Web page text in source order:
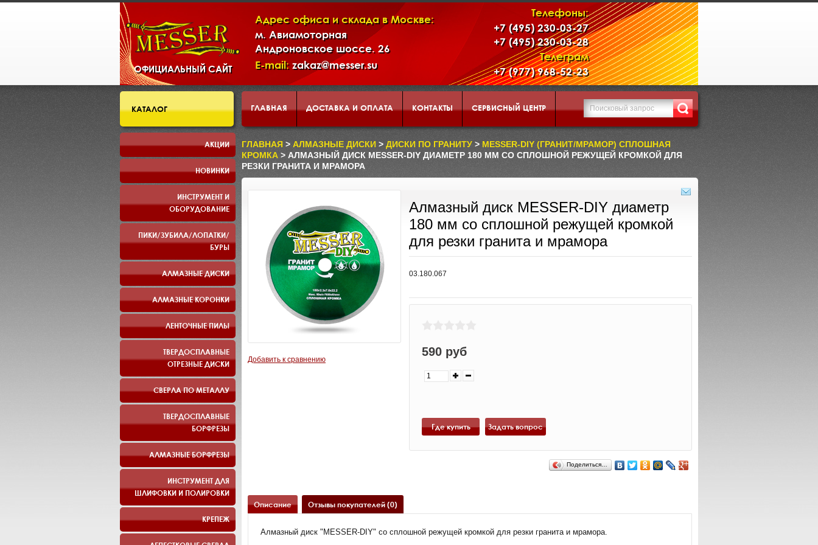
ОФИЦИАЛЬНЫЙ САЙТ
Адрес офиса и склада в Москве:
м. Авиамоторная
Андроновское шоссе. 26
E-mail:zakaz@messer.su
Телефоны:
+7 (495) 230-03-27
+7 (495) 230-03-28
Телеграм
+7 (977) 968-52-23
ГЛАВНАЯ ДОСТАВКА И ОПЛАТА КОНТАКТЫ СЕРВИСНЫЙ ЦЕНТР
СКЛАД КОРЗИНА О НАС
ПРЕЗЕНТАЦИЯ ИНСТРУМЕНТА И ОБОРУДОВАНИЯ MESSER
КАТАЛОГ
АКЦИИ
НОВИНКИ
ИНСТРУМЕНТ И
ОБОРУДОВАНИЕ
ПИКИ/ЗУБИЛА/ЛОПАТКИ/
БУРЫ
АЛМАЗНЫЕ ДИСКИ
АЛМАЗНЫЕ КОРОНКИ
ЛЕНТОЧНЫЕ ПИЛЫ
ТВЕРДОСПЛАВНЫЕ
ОТРЕЗНЫЕ ДИСКИ
СВЕРЛА ПО МЕТАЛЛУ
ТВЕРДОСПЛАВНЫЕ
БОРФРЕЗЫ
АЛМАЗНЫЕ БОРФРЕЗЫ
ИНСТРУМЕНТ ДЛЯ
ШЛИФОВКИ И ПОЛИРОВКИ
КРЕПЕЖ
ГЛАВНАЯ > АЛМАЗНЫЕ ДИСКИ > ДИСКИ ПО ГРАНИТУ > MESSER-DIY (ГРАНИТ/МРАМОР) СПЛОШНАЯ
КРОМКА > АЛМАЗНЫЙ ДИСК MESSER-DIY ДИАМЕТР 180 ММ СО СПЛОШНОЙ РЕЖУЩЕЙ КРОМКОЙ ДЛЯ
РЕЗКИ ГРАНИТА И МРАМОРА
Алмазный диск MESSER-DIY диаметр
180 мм со сплошной режущей кромкой
для резки гранита и мрамора
03.180.067
590 руб
Где купить
Поделиться…
Добавить к сравнению
Описание Отзывы покупателей (0)
Алмазный диск "MESSER-DIY" со сплошной режущей кромкой для резки гранита и мрамора.